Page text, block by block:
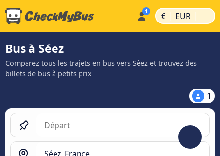
€ | EUR |
Bus à Séez
Comparez tous les trajets en bus vers Séez et trouvez des
billets de bus à petits prix
1